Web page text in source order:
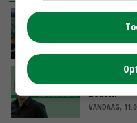
‘Cijfer
je
‘De
Lobith’
VANDAAG,